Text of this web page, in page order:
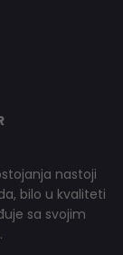
nastoji
bilo u kvaliteti
sa svojim